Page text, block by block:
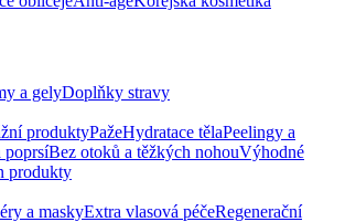
a gelyDoplňky stravy
produktyPažeHydratace tělaPeelingy a
poprsíBez otoků a těžkých nohouVýhodné
produkty
a maskyExtra vlasová péčeRegenerační